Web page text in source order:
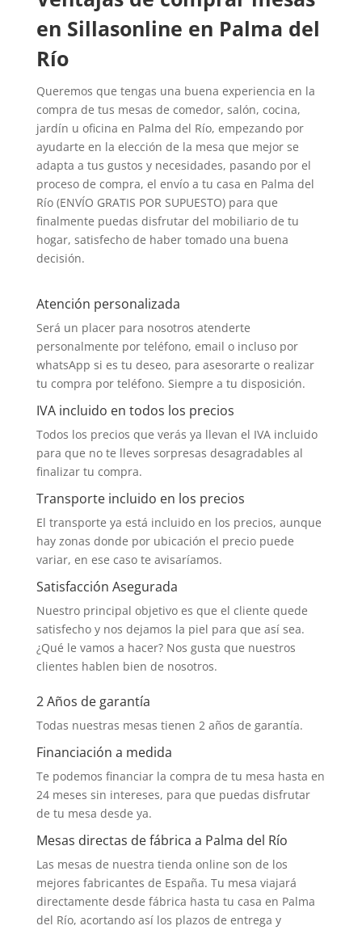
en Sillasonline en Palma del
Río
Queremos que tengas una buena experiencia en la
compra de tus mesas de comedor, salón, cocina,
jardín u oficina en Palma del Río, empezando por
ayudarte en la elección de la mesa que mejor se
adapta a tus gustos y necesidades, pasando por el
proceso de compra, el envío a tu casa en Palma del
Río (ENVÍO GRATIS POR SUPUESTO) para que
finalmente puedas disfrutar del mobiliario de tu
hogar, satisfecho de haber tomado una buena
decisión.
Atención personalizada
Será un placer para nosotros atenderte
personalmente por teléfono, email o incluso por
whatsApp si es tu deseo, para asesorarte o realizar
tu compra por teléfono. Siempre a tu disposición.
IVA incluido en todos los precios
Todos los precios que verás ya llevan el IVA incluido
para que no te lleves sorpresas desagradables al
finalizar tu compra.
Transporte incluido en los precios
El transporte ya está incluido en los precios, aunque
hay zonas donde por ubicación el precio puede
variar, en ese caso te avisaríamos.
Satisfacción Asegurada
Nuestro principal objetivo es que el cliente quede
satisfecho y nos dejamos la piel para que así sea.
¿Qué le vamos a hacer? Nos gusta que nuestros
clientes hablen bien de nosotros.
2 Años de garantía
Todas nuestras mesas tienen 2 años de garantía.
Financiación a medida
Te podemos financiar la compra de tu mesa hasta en
24 meses sin intereses, para que puedas disfrutar
de tu mesa desde ya.
Mesas directas de fábrica a Palma del Río
Las mesas de nuestra tienda online son de los
mejores fabricantes de España. Tu mesa viajará
directamente desde fábrica hasta tu casa en Palma
del Río, acortando así los plazos de entrega y